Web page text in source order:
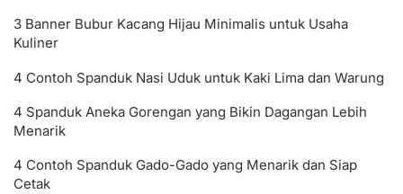
3 Banner Bubur Kacang Hijau Minimalis untuk Usaha
Kuliner
4 Contoh Spanduk Nasi Uduk untuk Kaki Lima dan Warung
4 Spanduk Aneka Gorengan yang Bikin Dagangan Lebih
Menarik
4 Contoh Spanduk Gado-Gado yang Menarik dan Siap
Cetak